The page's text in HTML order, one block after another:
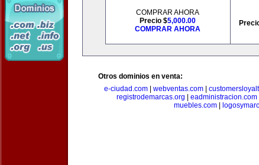
COMPRAR AHORA
Precio $5,000.00
COMPRAR AHORA
Otros dominios en venta:
e-ciudad.com| webventas.com|
registrodemarcas.org
eadministracion.com
muebles.com